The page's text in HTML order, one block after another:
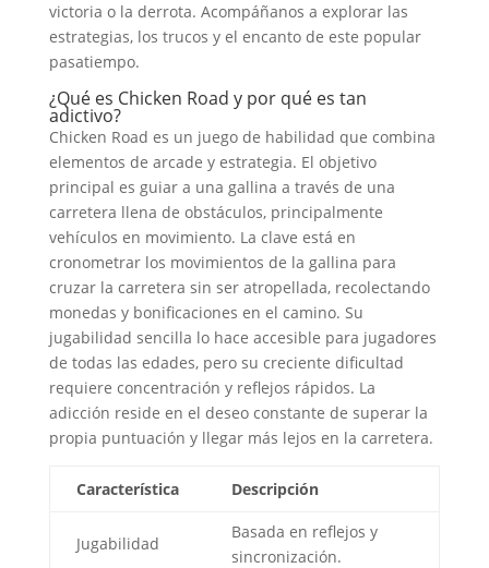
victoria o la derrota. Acompáñanos a explorar las
estrategias, los trucos y el encanto de este popular
pasatiempo.
¿Qué es Chicken Road y por qué es tan
adictivo?
Chicken Road es un juego de habilidad que combina
elementos de arcade y estrategia. El objetivo
principal es guiar a una gallina a través de una
carretera llena de obstáculos, principalmente
vehículos en movimiento. La clave está en
cronometrar los movimientos de la gallina para
cruzar la carretera sin ser atropellada, recolectando
monedas y bonificaciones en el camino. Su
jugabilidad sencilla lo hace accesible para jugadores
de todas las edades, pero su creciente dificultad
requiere concentración y reflejos rápidos. La
adicción reside en el deseo constante de superar la
propia puntuación y llegar más lejos en la carretera.
Característica Descripción
Jugabilidad
Basada en reflejos y
sincronización.